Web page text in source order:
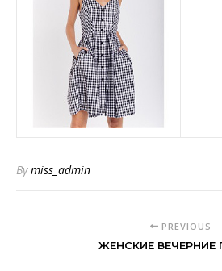
Bymiss_admin
PREVIOUS
ЖЕНСКИЕ ВЕЧЕРНИЕ